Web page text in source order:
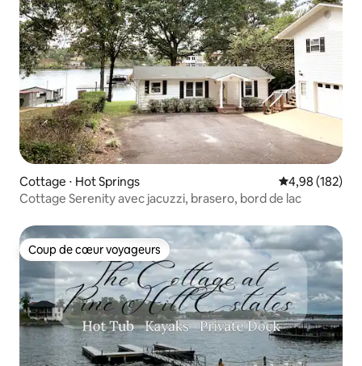
Cottage ⋅ Hot Springs Évaluation
4,98 (182)
Cottage Serenity avec jacuzzi, brasero, bord de lac
Coup de cœur voyageurs
Coup de cœur voyageurs